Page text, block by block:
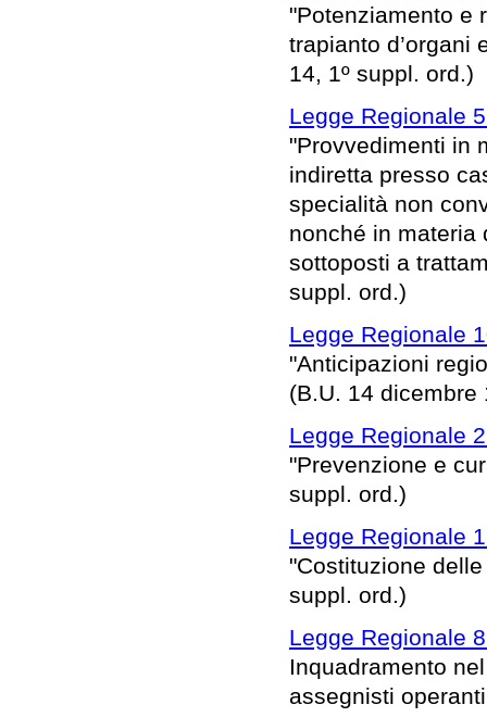
"Potenziamento e
trapianto d’organi
14, 1º suppl. ord.)
Legge Regionale
"Provvedimenti in
indiretta presso
specialità non
nonché in materia
sottoposti a
suppl. ord.)
Legge Regionale
"Anticipazioni
(B.U. 14 dicembre
Legge Regionale
"Prevenzione e
suppl. ord.)
Legge Regionale
"Costituzione
suppl. ord.)
Legge Regionale
Inquadramento
assegnisti